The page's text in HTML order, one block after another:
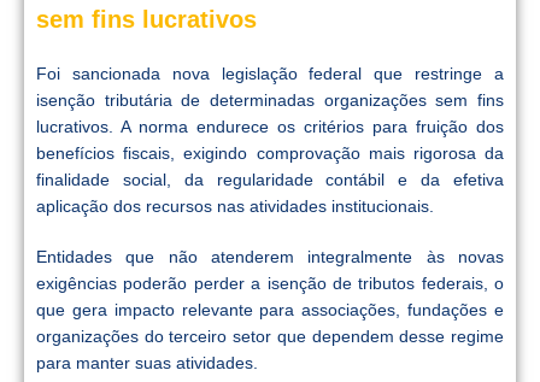
sem fins lucrativos
Foi sancionada nova legislação federal que restringe a
isenção tributária de determinadas organizações sem fins
lucrativos. A norma endurece os critérios para fruição dos
benefícios fiscais, exigindo comprovação mais rigorosa da
finalidade social, da regularidade contábil e da efetiva
aplicação dos recursos nas atividades institucionais.
Entidades que não atenderem integralmente às novas
exigências poderão perder a isenção de tributos federais, o
que gera impacto relevante para associações, fundações e
organizações do terceiro setor que dependem desse regime
para manter suas atividades.